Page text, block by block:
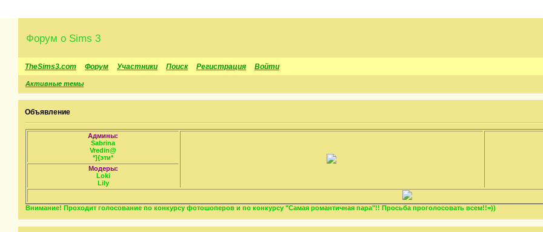
Форум о Sims 3
TheSims3.com Форум Участники Поиск Регистрация Войти
Активные темы
Объявление
Админы:
Sabrina
Vredin@
*]{эти*
Модеры:
Loki
Lily
Внимание! Проходит голосование по конкурсу фотошоперов и по конкурсу "Самая романтичная пара"!! Просьба проголосовать всем!!=))